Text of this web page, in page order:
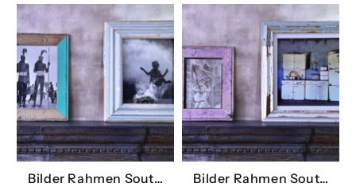
Bilder Rahmen South
Bilder Rahmen South